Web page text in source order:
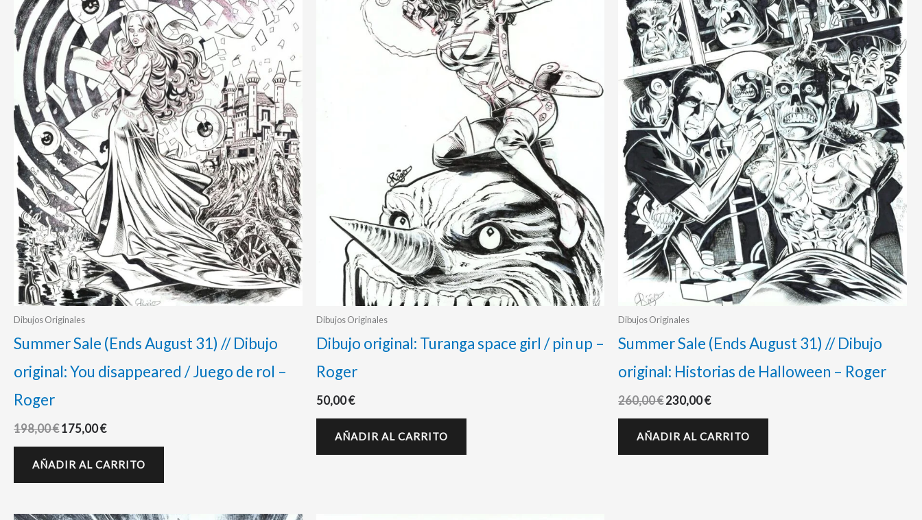
Dibujos Originales
Summer Sale (Ends August 31) // Dibujo
original: You disappeared / Juego de rol –
Roger
198,00€ 175,00€
AÑADIR AL CARRITO
Dibujos Originales
Dibujo original: Turanga space girl / pin up –
Roger
50,00€
AÑADIR AL CARRITO
Dibujos Originales
Summer Sale (Ends August 31) // Dibujo
original: Historias de Halloween – Roger
260,00€230,00€
AÑADIR AL CARRITO